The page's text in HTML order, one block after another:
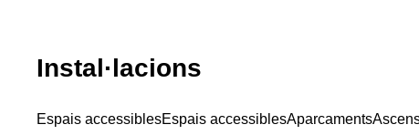
Instal·lacions
Espais accessiblesEspais accessiblesAparcaments